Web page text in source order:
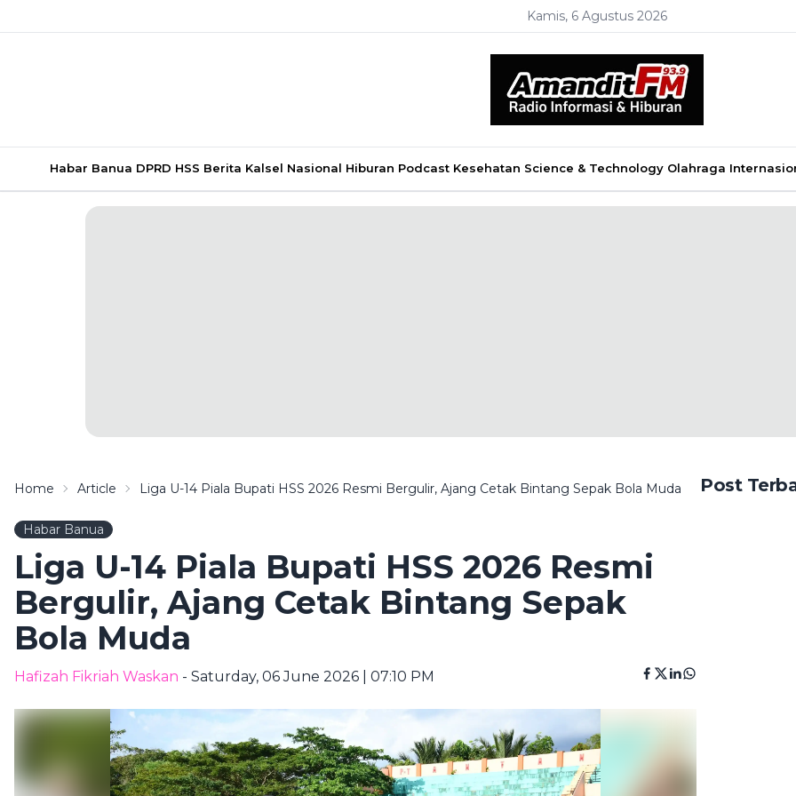
Kamis, 6 Agustus 2026
Habar Banua DPRD HSS Berita Kalsel Nasional Hiburan Podcast Kesehatan Science & Technology Olahraga
Home Article Liga U-14 Piala Bupati HSS 2026 Resmi Bergulir, Ajang Cetak Bintang Sepak Bola Muda
Habar Banua
Liga U-14 Piala Bupati HSS 2026 Resmi
Bergulir, Ajang Cetak Bintang Sepak
Bola Muda
Hafizah Fikriah Waskan - Saturday, 06 June 2026 | 07:10 PM
Post